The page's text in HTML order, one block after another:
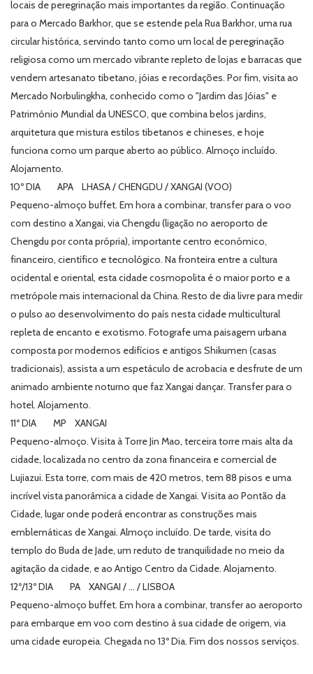
locais de peregrinação mais importantes da região. Continuação
para o Mercado Barkhor, que se estende pela Rua Barkhor, uma rua
circular histórica, servindo tanto como um local de peregrinação
religiosa como um mercado vibrante repleto de lojas e barracas que
vendem artesanato tibetano, jóias e recordações. Por fim, visita ao
Mercado Norbulingkha, conhecido como o "Jardim das Jóias" e
Património Mundial da UNESCO, que combina belos jardins,
arquitetura que mistura estilos tibetanos e chineses, e hoje
funciona como um parque aberto ao público. Almoço incluído.
Alojamento.
10º DIA APA LHASA / CHENGDU / XANGAI (VOO)
Pequeno-almoço buffet. Em hora a combinar, transfer para o voo
com destino a Xangai, via Chengdu (ligação no aeroporto de
Chengdu por conta própria), importante centro económico,
financeiro, científico e tecnológico. Na fronteira entre a cultura
ocidental e oriental, esta cidade cosmopolita é o maior porto e a
metrópole mais internacional da China. Resto de dia livre para medir
o pulso ao desenvolvimento do país nesta cidade multicultural
repleta de encanto e exotismo. Fotografe uma paisagem urbana
composta por modernos edifícios e antigos Shikumen (casas
tradicionais), assista a um espetáculo de acrobacia e desfrute de um
animado ambiente noturno que faz Xangai dançar. Transfer para o
hotel. Alojamento.
11º DIA MP XANGAI
Pequeno-almoço. Visita à Torre Jin Mao, terceira torre mais alta da
cidade, localizada no centro da zona financeira e comercial de
Lujiazui. Esta torre, com mais de 420 metros, tem 88 pisos e uma
incrível vista panorâmica a cidade de Xangai. Visita ao Pontão da
Cidade, lugar onde poderá encontrar as construções mais
emblemáticas de Xangai. Almoço incluído. De tarde, visita do
templo do Buda de Jade, um reduto de tranquilidade no meio da
agitação da cidade, e ao Antigo Centro da Cidade. Alojamento.
12º/13º DIA PA XANGAI / … / LISBOA
Pequeno-almoço buffet. Em hora a combinar, transfer ao aeroporto
para embarque em voo com destino à sua cidade de origem, via
uma cidade europeia. Chegada no 13º Dia. Fim dos nossos serviços.